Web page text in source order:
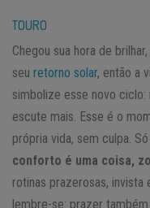
TOURO
Chegou sua hora de
seu retorno solar, então a
simbolize esse novo ciclo:
escute mais. Esse é o
própria vida, sem culpa.
conforto é uma coisa,
rotinas prazerosas, invista
lembre-se: prazer